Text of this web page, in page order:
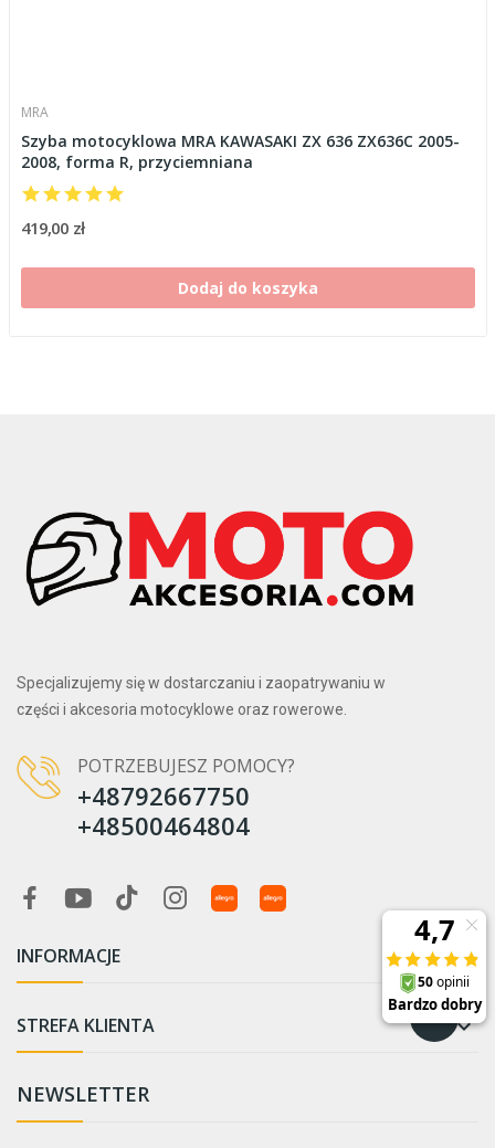
MRA
Szyba motocyklowa MRA KAWASAKI ZX 636 ZX636C 2005-
2008, forma R, przyciemniana
419,00 zł
Dodaj do koszyka
Specjalizujemy się w dostarczaniu i zaopatrywaniu w
części i akcesoria motocyklowe oraz rowerowe.
POTRZEBUJESZ POMOCY?
+48792667750
+48500464804
INFORMACJE 
STREFA KLIENTA 
NEWSLETTER